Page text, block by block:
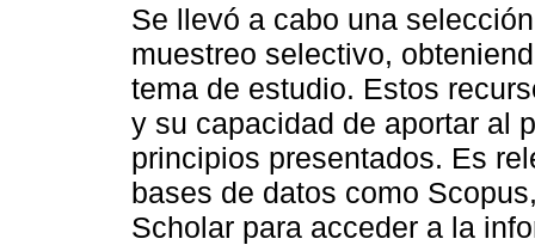
Se llevó a cabo una
muestreo selectivo,
tema de estudio. Estos
y su capacidad de aportar al
principios presentados. Es
bases de datos como
Scholar para acceder a la